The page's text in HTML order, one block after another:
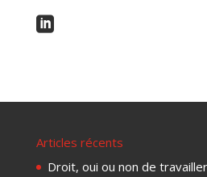

Articles récents
Droit, oui ou non de